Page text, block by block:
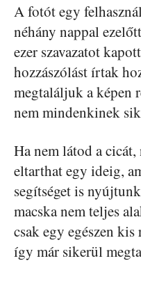
A fotót egy
néhány nappal
ezer szavazatot
hozzászólást írtak
megtaláljuk a képen
nem mindenkinek
Ha nem látod a
eltarthat egy ideig,
segítséget is
macska nem teljes
csak egy egészen
így már sikerül